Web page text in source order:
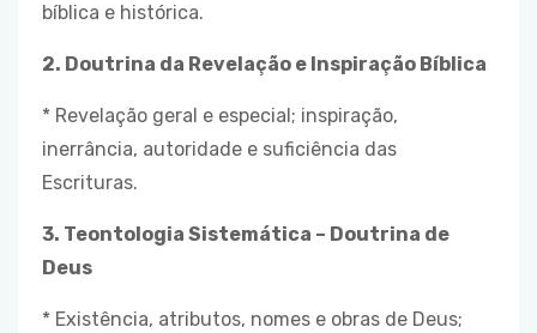
bíblica e histórica.
2. Doutrina da Revelação e Inspiração Bíblica
* Revelação geral e especial; inspiração,
inerrância, autoridade e suficiência das
Escrituras.
3. Teontologia Sistemática – Doutrina de
Deus
* Existência, atributos, nomes e obras de Deus;